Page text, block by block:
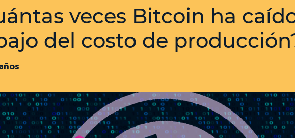
veces Bitcoin ha
del costo de